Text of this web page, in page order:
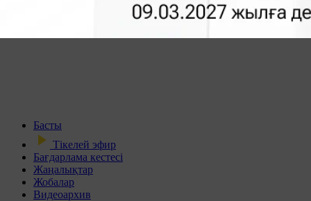
Басты
Тікелей эфир
Бағдарлама кестесі
Жаңалықтар
Жобалар
Видеоархив